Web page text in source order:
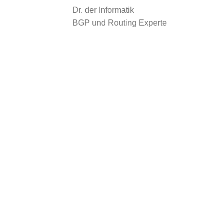
Dr. der Informatik
BGP und Routing Experte